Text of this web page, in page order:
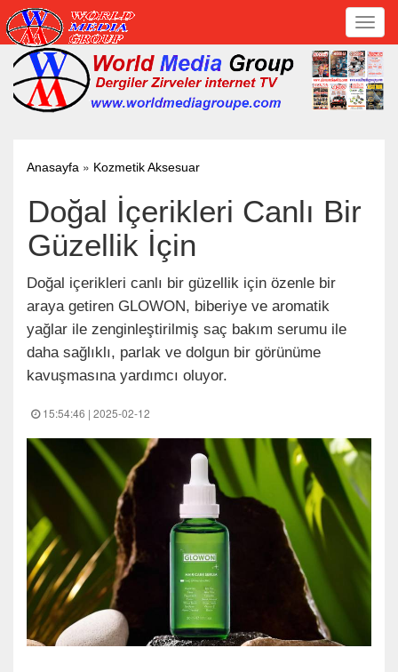
Anasayfa » Kozmetik Aksesuar
Doğal İçerikleri Canlı Bir
Güzellik İçin
Doğal içerikleri canlı bir güzellik için özenle bir
araya getiren GLOWON, biberiye ve aromatik
yağlar ile zenginleştirilmiş saç bakım serumu ile
daha sağlıklı, parlak ve dolgun bir görünüme
kavuşmasına yardımcı oluyor.
15:54:46 | 2025-02-12